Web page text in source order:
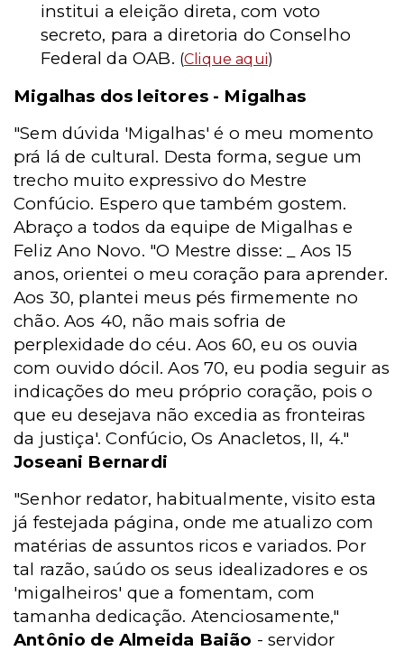
institui a eleição direta, com voto
secreto, para a diretoria do Conselho
Federal da OAB. (Clique aqui)
Migalhas dos leitores - Migalhas
"Sem dúvida 'Migalhas' é o meu momento
prá lá de cultural. Desta forma, segue um
trecho muito expressivo do Mestre
Confúcio. Espero que também gostem.
Abraço a todos da equipe de Migalhas e
Feliz Ano Novo. "O Mestre disse: _ Aos 15
anos, orientei o meu coração para aprender.
Aos 30, plantei meus pés firmemente no
chão. Aos 40, não mais sofria de
perplexidade do céu. Aos 60, eu os ouvia
com ouvido dócil. Aos 70, eu podia seguir as
indicações do meu próprio coração, pois o
que eu desejava não excedia as fronteiras
da justiça'. Confúcio, Os Anacletos, II, 4."
Joseani Bernardi
"Senhor redator, habitualmente, visito esta
já festejada página, onde me atualizo com
matérias de assuntos ricos e variados. Por
tal razão, saúdo os seus idealizadores e os
'migalheiros' que a fomentam, com
tamanha dedicação. Atenciosamente,"
Antônio de Almeida Baião - servidor